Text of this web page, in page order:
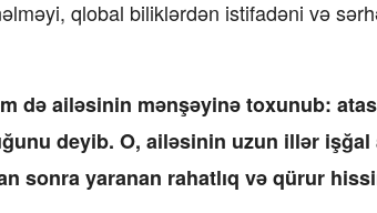
qlobal biliklərdən istifadəni və
də ailəsinin mənşəyinə toxunub:
deyib. O, ailəsinin uzun illər işğal
sonra yaranan rahatlıq və qürur